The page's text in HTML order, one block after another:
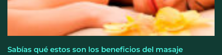
Sabías qué estos son los beneficios del masaje